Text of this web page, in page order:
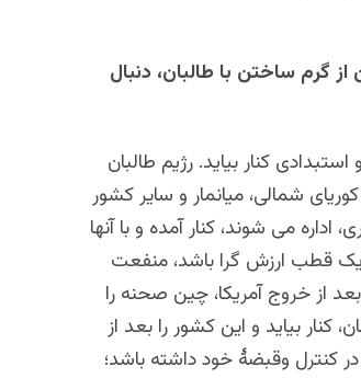
ساختن با طالبان، دنبال
کنار بیاید. رژیم طالبان
شمالی، میانمار و سایر کشور
می شوند، کنار آمده و با آنها
یک قطب ارزش گرا باشد، منفعت
از خروج آمریکا، چین صحنه را
بیاید و این کشور را بعد از
کنترل وقبضۀ خود داشته باشد؛